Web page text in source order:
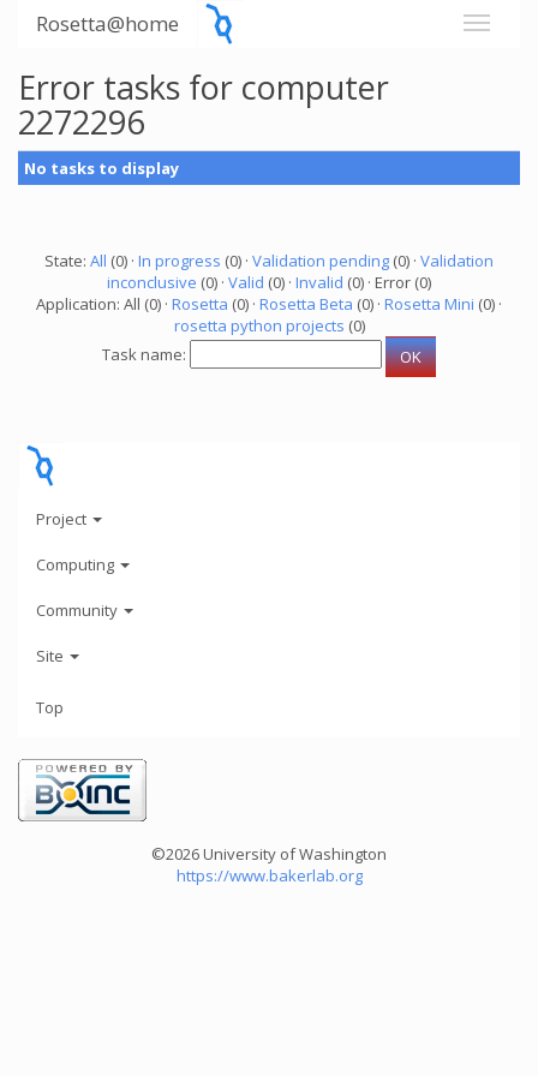
Rosetta@home
Error tasks for computer
2272296
No tasks to display
State: All (0) · In progress (0) · Validation pending (0) · Validation
inconclusive (0) · Valid (0) · Invalid (0) · Error (0)
Application: All (0) · Rosetta (0) · Rosetta Beta (0) · Rosetta Mini (0) ·
rosetta python projects (0)
Task name:
Project
Computing
Community
Site
Top
©2026 University of Washington
https://www.bakerlab.org